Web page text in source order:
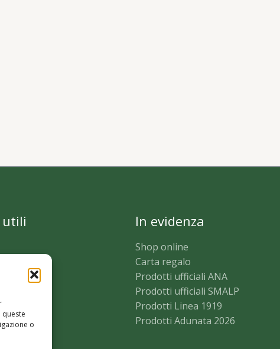
o
utili
(UE)
vendita
ordini
In evidenza
Shop online
Carta regalo
Prodotti ufficiali ANA
Prodotti ufficiali SMALP
Prodotti Linea 1919
Prodotti Adunata 2026